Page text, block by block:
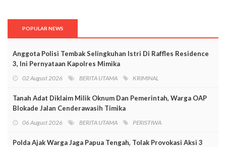
POPULAR NEWS
Anggota Polisi Tembak Selingkuhan Istri Di Raffles Residence
3, Ini Pernyataan Kapolres Mimika
02 August 2026 BERITA UTAMA KRIMINAL
Tanah Adat Diklaim Milik Oknum Dan Pemerintah, Warga OAP
Blokade Jalan Cenderawasih Timika
06 August 2026 BERITA UTAMA PERISTIWA
Polda Ajak Warga Jaga Papua Tengah, Tolak Provokasi Aksi 3